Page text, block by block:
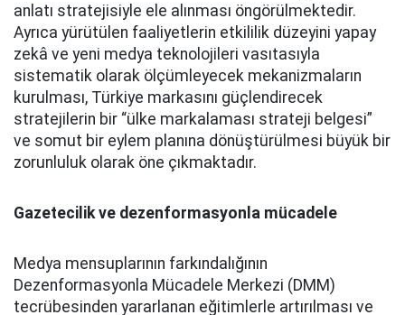
anlatı stratejisiyle ele alınması öngörülmektedir.
Ayrıca yürütülen faaliyetlerin etkililik düzeyini yapay
zekâ ve yeni medya teknolojileri vasıtasıyla
sistematik olarak ölçümleyecek mekanizmaların
kurulması, Türkiye markasını güçlendirecek
stratejilerin bir “ülke markalaması strateji belgesi”
ve somut bir eylem planına dönüştürülmesi büyük bir
zorunluluk olarak öne çıkmaktadır.
Gazetecilik ve dezenformasyonla mücadele
Medya mensuplarının farkındalığının
Dezenformasyonla Mücadele Merkezi (DMM)
tecrübesinden yararlanan eğitimlerle artırılması ve